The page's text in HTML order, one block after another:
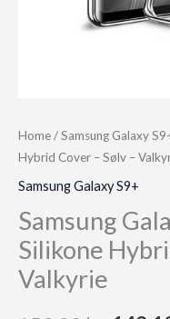
Home/Samsung Galaxy
Hybrid Cover – Sølv –
Samsung Galaxy S9+
Samsung
Silikone
Valkyrie